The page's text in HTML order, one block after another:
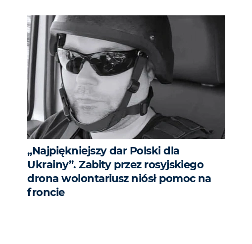
„Najpiękniejszy dar Polski dla
Ukrainy”. Zabity przez rosyjskiego
drona wolontariusz niósł pomoc na
froncie